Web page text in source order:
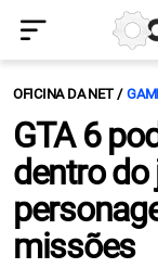
OFICINA DA NET
GTA 6
dentro do
missões